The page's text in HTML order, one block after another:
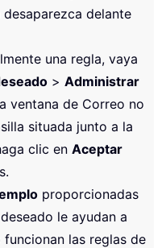
delante
una regla, vaya
> Administrar
ventana de Correo no
situada junto a la
clic en Aceptar
proporcionadas
le ayudan a
las reglas de